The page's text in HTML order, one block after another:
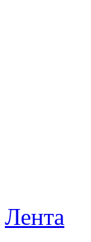
Лента